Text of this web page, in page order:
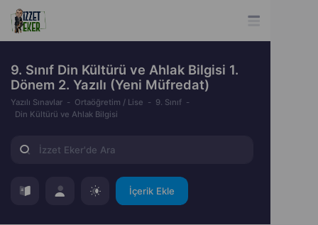
9. Sınıf Din Kültürü ve Ahlak Bilgisi 1.
Dönem 2. Yazılı (Yeni Müfredat)
Yazılı Sınavlar Ortaöğretim / Lise
9. Sınıf
Din Kültürü ve Ahlak Bilgisi
İçerik Ekle